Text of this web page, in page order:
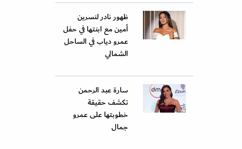
ظهور نادر لنسرين
أمين مع ابنتها في حفل
عمرو دياب في الساحل
الشمالي
سارة عبد الرحمن
تكشف حقيقة
خطوبتها على عمرو
جمال